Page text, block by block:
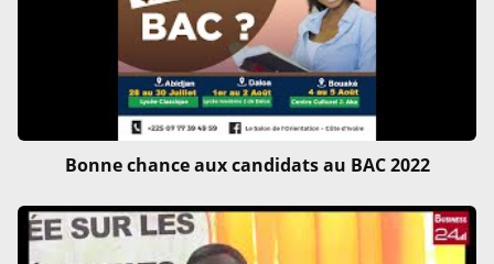
Bonne chance aux candidats au BAC 2022